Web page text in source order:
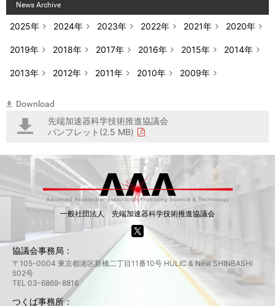
News Archive
2025年 2024年 2023年 2022年 2021年 2020年
2019年 2018年 2017年 2016年 2015年 2014年
2013年 2012年 2011年 2010年 2009年
Download
先端加速器科学技術推進協議会
パンフレット(2.5 MB)
一般社団法人 先端加速器科学技術推進協議会
協議会事務局：
〒105-0004 東京都港区新橋二丁目11番10号 HULIC & New SHINBASHI
502号
TEL 03-6869-8816
つくば事務所：